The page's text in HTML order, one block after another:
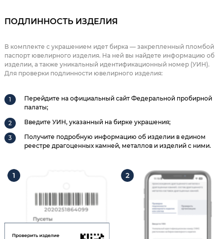
ПОДЛИННОСТЬ ИЗДЕЛИЯ
В комплекте с украшением идет бирка — закрепленный пломбой
паспорт ювелирного изделия. На ней вы найдете информацию об
изделии, а также уникальный идентификационный номер (УИН).
Для проверки подлинности ювелирного изделия:
Перейдите на официальный сайт Федеральной пробирной
палаты;
Введите УИН, указанный на бирке украшения;
Получите подробную информацию об изделии в едином
реестре драгоценных камней, металлов и изделий с ними.